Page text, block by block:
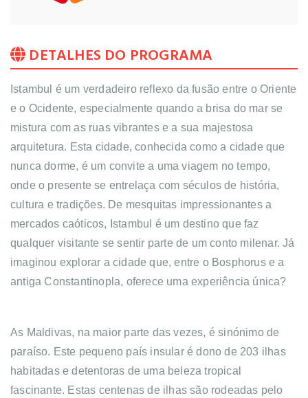
DETALHES DO PROGRAMA
Istambul é um verdadeiro reflexo da fusão entre o Oriente
e o Ocidente, especialmente quando a brisa do mar se
mistura com as ruas vibrantes e a sua majestosa
arquitetura. Esta cidade, conhecida como a cidade que
nunca dorme, é um convite a uma viagem no tempo,
onde o presente se entrelaça com séculos de história,
cultura e tradições. De mesquitas impressionantes a
mercados caóticos, Istambul é um destino que faz
qualquer visitante se sentir parte de um conto milenar. Já
imaginou explorar a cidade que, entre o Bosphorus e a
antiga Constantinopla, oferece uma experiência única?
As Maldivas, na maior parte das vezes, é sinónimo de
paraíso. Este pequeno país insular é dono de 203 ilhas
habitadas e detentoras de uma beleza tropical
fascinante. Estas centenas de ilhas são rodeadas pelo